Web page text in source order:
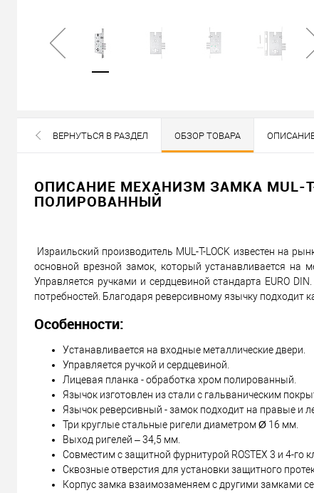
Не доступен
Цена по запросу
Доставка
Самовывоз
Минимальная сумма заказа 400 грн
Доставка наложенным платежом от 400 грн
Отправить ссылку другу
ВЕРНУТЬСЯ В РАЗДЕЛ ОБЗОР ТОВАРА
ОПИСАНИЕ МЕХАНИЗМ ЗАМКА MUL-
ПОЛИРОВАННЫЙ
Израильский производитель MUL-T-LOCK известен на
основной врезной замок, который устанавливается на
Управляется ручками и сердцевиной стандарта EURO
потребностей. Благодаря реверсивному язычку подходит
Особенности:
Устанавливается на входные металлические двери.
Управляется ручкой и сердцевиной.
Лицевая планка - обработка хром полированный.
Язычок изготовлен из стали с гальваническим
Язычок реверсивный - замок подходит на правые и
Три круглые стальные ригели диаметром Ø 16 мм.
Выход ригелей – 34,5 мм.
Совместим с защитной фурнитурой ROSTEX 3 и 4-го
Сквозные отверстия для установки защитного
Корпус замка взаимозаменяем с другими замками